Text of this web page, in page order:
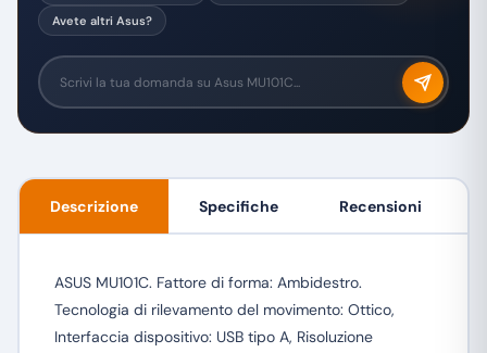
Avete altri Asus?
Descrizione Specifiche Recensioni
ASUS MU101C. Fattore di forma: Ambidestro.
Tecnologia di rilevamento del movimento: Ottico,
Interfaccia dispositivo: USB tipo A, Risoluzione